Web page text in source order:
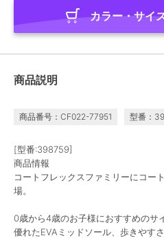
カラー・サイ
商品説明
商品番号：CF022-77951 型番：
[型番:398759]
商品情報
コートフレックスファミリーにコー
場。
0歳から4歳のお子様におすすめのサ
優れたEVAミッドソール、歩きやす